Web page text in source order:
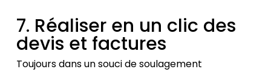
7. Réaliser en un clic des
devis et factures
Toujours dans un souci de soulagement